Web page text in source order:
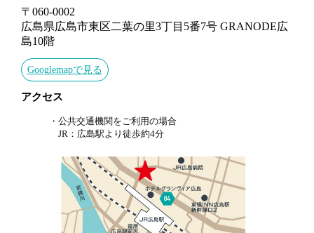
〒060-0002
広島県広島市東区二葉の里3丁目5番7号 GRANODE広
島10階
Googlemapで見る
アクセス
・公共交通機関をご利用の場合
JR：広島駅より徒歩約4分